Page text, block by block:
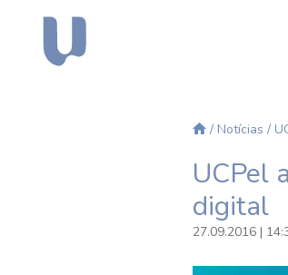
/ Notícias /
UCPel
digital
27.09.2016 |